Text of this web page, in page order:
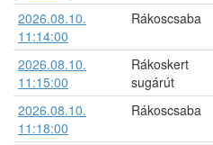
2026.08.10.
11:14:00
Rákoscsaba
2026.08.10.
11:15:00
Rákoskert
sugárút
2026.08.10.
11:18:00
Rákoscsaba